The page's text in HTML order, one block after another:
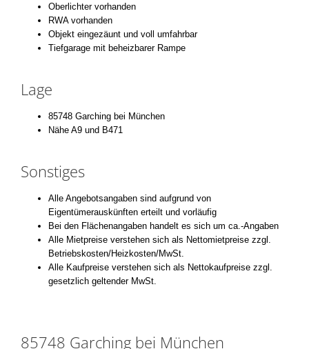
Oberlichter vorhanden
RWA vorhanden
Objekt eingezäunt und voll umfahrbar
Tiefgarage mit beheizbarer Rampe
Lage
85748 Garching bei München
Nähe A9 und B471
Sonstiges
Alle Angebotsangaben sind aufgrund von
Eigentümerauskünften erteilt und vorläufig
Bei den Flächenangaben handelt es sich um ca.-Angaben
Alle Mietpreise verstehen sich als Nettomietpreise zzgl.
Betriebskosten/Heizkosten/MwSt.
Alle Kaufpreise verstehen sich als Nettokaufpreise zzgl.
gesetzlich geltender MwSt.
85748 Garching bei München